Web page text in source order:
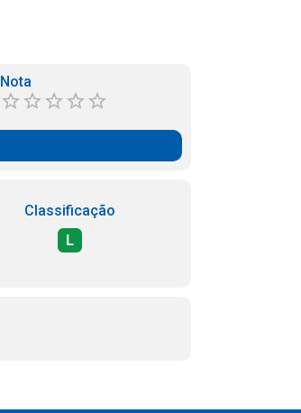
Nota
Classificação
L